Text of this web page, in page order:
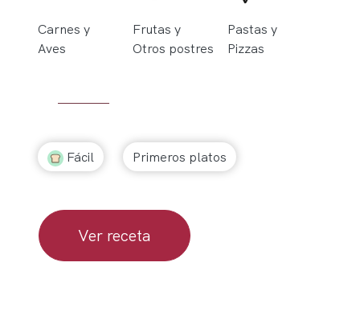
Carnes y
Aves
Frutas y
Otros postres
Pastas y
Pizzas
Fácil Primeros platos
Ver receta